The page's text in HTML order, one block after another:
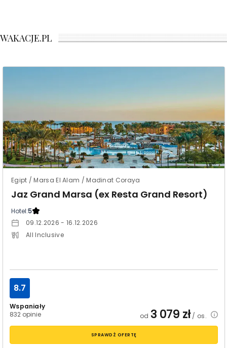
WAKACJE.PL
Egipt / Marsa El Alam / Madinat Coraya
Jaz Grand Marsa (ex Resta Grand Resort)
Hotel:5
09.12.2026 - 16.12.2026
All Inclusive
Wspaniały
832 opinie
8.7
od 3 079 zł/ os.
SPRAWDŹ OFERTĘ